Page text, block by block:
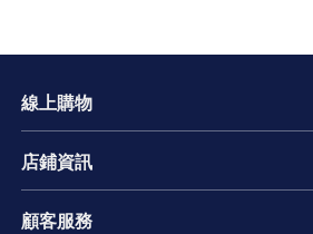
線上購物
店鋪資訊
顧客服務